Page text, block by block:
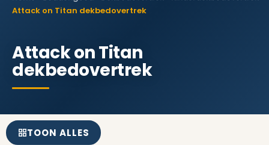
Attack on Titan dekbedovertrek
Attack on Titan
dekbedovertrek
TOON ALLES